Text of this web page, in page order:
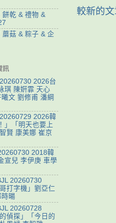
較新的
餅乾 & 禮物 &
菇 & 粽子 & 企
訊
2026台
琪 陳姸霏 天心
文 劉修甫 潘綱
2026韓
」「明天也要上
賢 康美娜 崔京
2018韓
宣兒 李伊庚 車學
20260730
打字機」劉亞仁
暘
20260728
偵探」「今日的